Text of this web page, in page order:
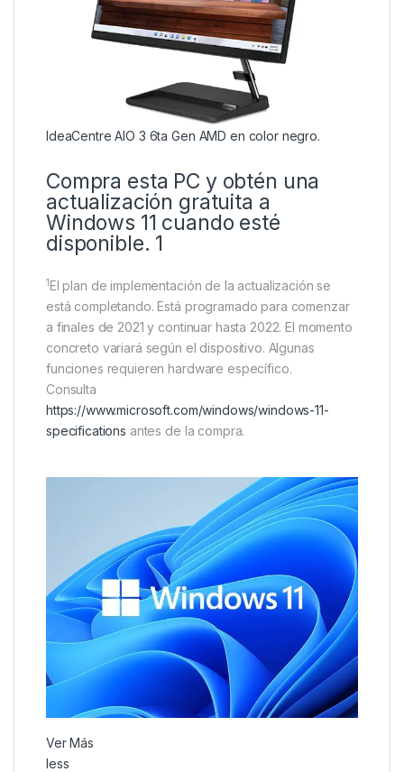
IdeaCentre AIO 3 6ta Gen AMD en color negro.
Compra esta PC y obtén una
actualización gratuita a
Windows 11 cuando esté
disponible. 1
1El plan de implementación de la actualización se
está completando. Está programado para comenzar
a finales de 2021 y continuar hasta 2022. El momento
concreto variará según el dispositivo. Algunas
funciones requieren hardware específico.
Consulta
https://www.microsoft.com/windows/windows-11-
specifications antes de la compra.
Ver Más
less